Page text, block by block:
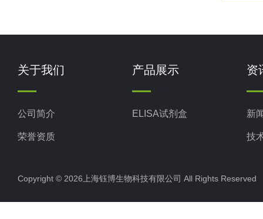
关于我们
公司简介
荣誉资质
产品展示
ELISA试剂盒
资
新
技
Copyright © 2026上海钰博生物科技有限公司 All Rights